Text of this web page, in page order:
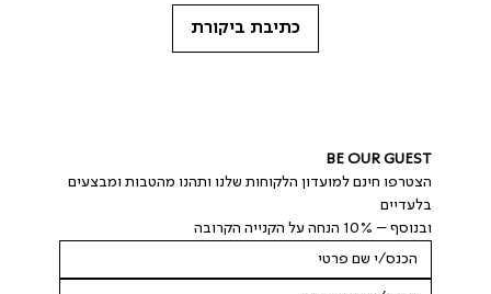
כתיבת ביקורת
BE OUR GUEST
הצטרפו חינם למועדון הלקוחות שלנו ותהנו מהטבות ומבצעים
בלעדיים
ובנוסף – 10% הנחה על הקנייה הקרובה